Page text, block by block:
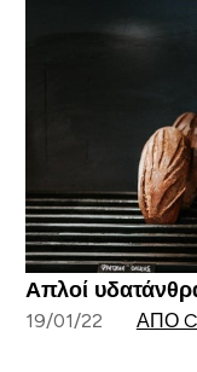
Απλοί
19/01/22 ΑΠΌ